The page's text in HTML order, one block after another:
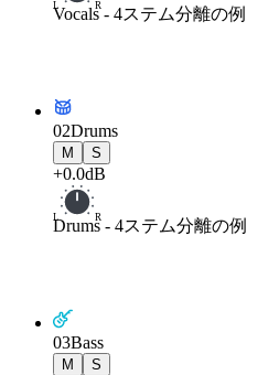
L R
Vocals- 4ステム分離の例
02Drums
M S
+0.0dB
L R
Drums- 4ステム分離の例
03Bass
M S